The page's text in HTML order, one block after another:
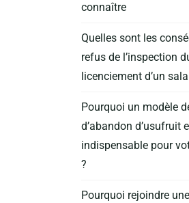
connaître
Quelles sont les
refus de l’inspection
licenciement d’un
Pourquoi un modèle
d’abandon d’usufruit
indispensable pour
?
Pourquoi rejoindre